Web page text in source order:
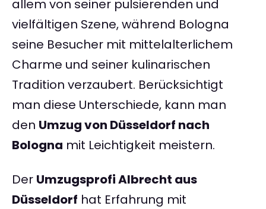
allem von seiner pulsierenden und
vielfältigen Szene, während Bologna
seine Besucher mit mittelalterlichem
Charme und seiner kulinarischen
Tradition verzaubert. Berücksichtigt
man diese Unterschiede, kann man
den Umzug von Düsseldorf nach
Bologna mit Leichtigkeit meistern.
Der Umzugsprofi Albrecht aus
Düsseldorf hat Erfahrung mit